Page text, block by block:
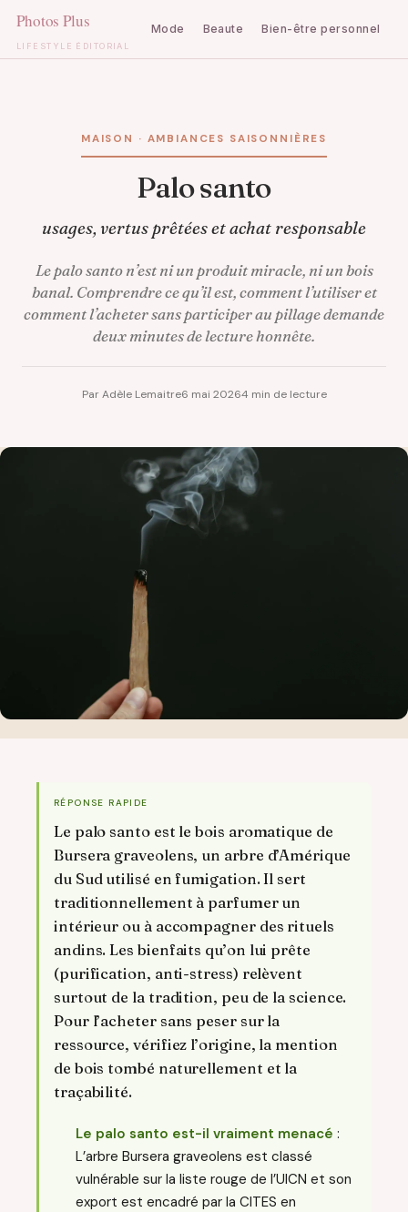
LIFESTYLE ÉDITORIAL
Mode Beaute Bien-être personnel
MAISON · AMBIANCES SAISONNIÈRES
Palo santo
usages, vertus prêtées et achat responsable
Le palo santo n’est ni un produit miracle, ni un bois
banal. Comprendre ce qu’il est, comment l’utiliser et
comment l’acheter sans participer au pillage demande
deux minutes de lecture honnête.
Par Adèle Lemaitre6 mai 20264 min de lecture
RÉPONSE RAPIDE
Le palo santo est le bois aromatique de
Bursera graveolens, un arbre d’Amérique
du Sud utilisé en fumigation. Il sert
traditionnellement à parfumer un
intérieur ou à accompagner des rituels
andins. Les bienfaits qu’on lui prête
(purification, anti-stress) relèvent
surtout de la tradition, peu de la science.
Pour l’acheter sans peser sur la
ressource, vérifiez l’origine, la mention
de bois tombé naturellement et la
traçabilité.
Le palo santo est-il vraiment menacé :
L’arbre Bursera graveolens est classé
vulnérable sur la liste rouge de l’UICN et son
export est encadré par la CITES en